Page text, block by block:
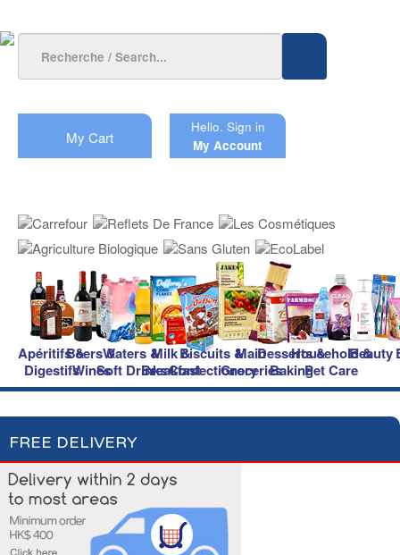
My Cart
Hello. Sign in
My Account
Apéritifs &
Digestifs
Beers &
Wines
Waters &
Soft Drinks
Milk &
Breakfast
Biscuits &
Confectionery
Main
Groceries
Desserts &
Baking
Household &
Pet Care
Beauty
FREE DELIVERY